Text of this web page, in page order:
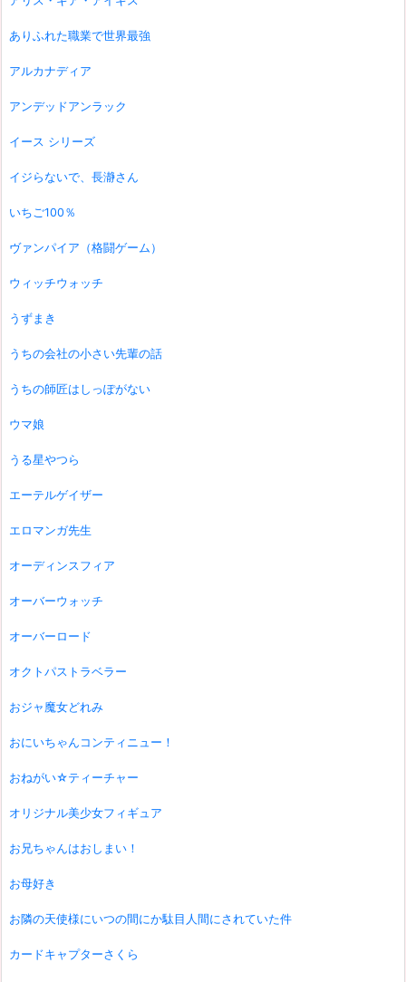
ありふれた職業で世界最強
アルカナディア
アンデッドアンラック
イース シリーズ
イジらないで、長瀞さん
いちご100％
ヴァンパイア（格闘ゲーム）
ウィッチウォッチ
うずまき
うちの会社の小さい先輩の話
うちの師匠はしっぽがない
ウマ娘
うる星やつら
エーテルゲイザー
エロマンガ先生
オーディンスフィア
オーバーウォッチ
オーバーロード
オクトパストラベラー
おジャ魔女どれみ
おにいちゃんコンティニュー！
おねがい☆ティーチャー
オリジナル美少女フィギュア
お兄ちゃんはおしまい！
お母好き
お隣の天使様にいつの間にか駄目人間にされていた件
カードキャプターさくら